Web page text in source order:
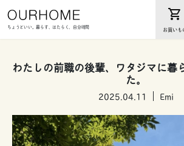
ちょうどいい。暮らす、はたらく、自分時間
わたしの前職の後輩、ワタジマに暮
た。
2025.04.11 Emi
お買いも